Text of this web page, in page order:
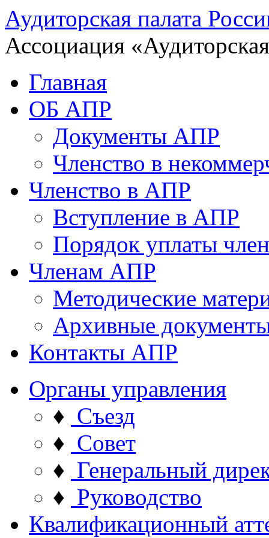
Аудиторская палата
Ассоциация
Главная
ОБ АПР
Документы АПР
Членство в
Членство в АПР
Вступление в АПР
Порядок уплаты
Членам АПР
Методические
Архивные
Контакты АПР
Органы управления
♦ Съезд
♦ Совет
♦ Генеральный
♦ Руководство
Квалификационный